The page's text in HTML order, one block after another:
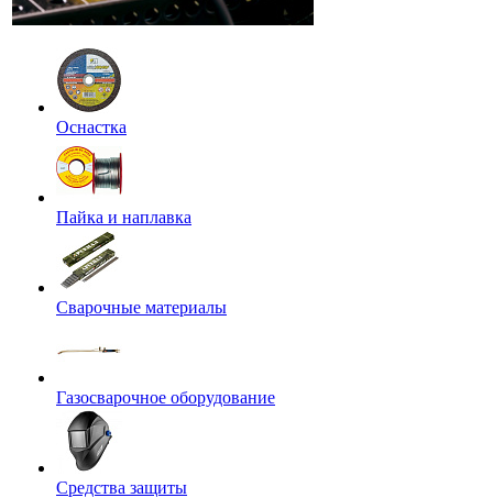
Оснастка
Пайка и наплавка
Сварочные материалы
Газосварочное оборудование
Средства защиты